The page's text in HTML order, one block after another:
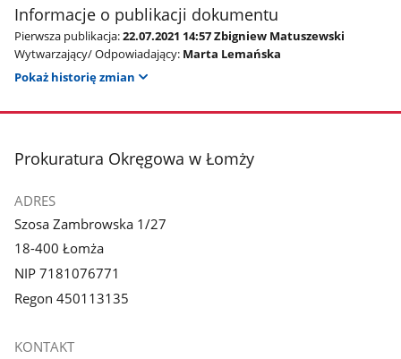
Informacje o publikacji dokumentu
Pierwsza publikacja:22.07.2021 14:57 Zbigniew Matuszewski
Wytwarzający/ Odpowiadający: Marta Lemańska
Pokaż historię zmian
stopka
Prokuratura Okręgowa w Łomży
ADRES
Szosa Zambrowska 1/27
18-400 Łomża
NIP 7181076771
Regon 450113135
KONTAKT